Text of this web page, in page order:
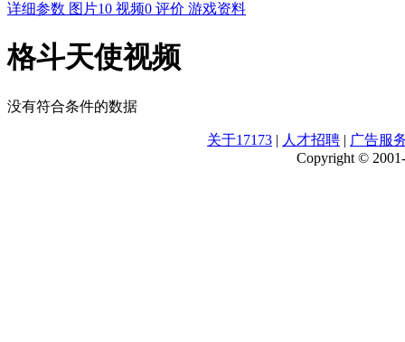
详细参数 图片10 视频0 评价 游戏资料
格斗天使视频
没有符合条件的数据
关于17173 | 人才招聘 | 广告服
Copyright ©